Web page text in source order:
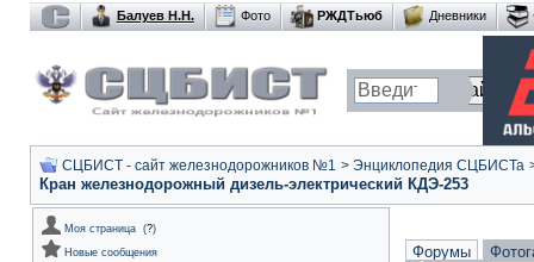
Балуев Н.Н. Фото РЖДТьюб Дневники
СЦБИСТ - сайт железнодорожников №1 > Энциклопедия СЦБИСТа
Кран железнодорожный дизель-электрический КДЭ-253
Моя страница (?)
Новые сообщения
Форумы